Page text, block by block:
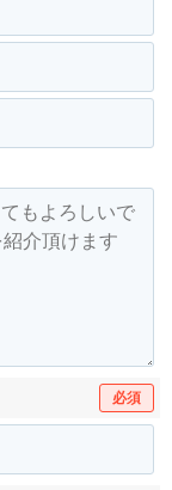
必須